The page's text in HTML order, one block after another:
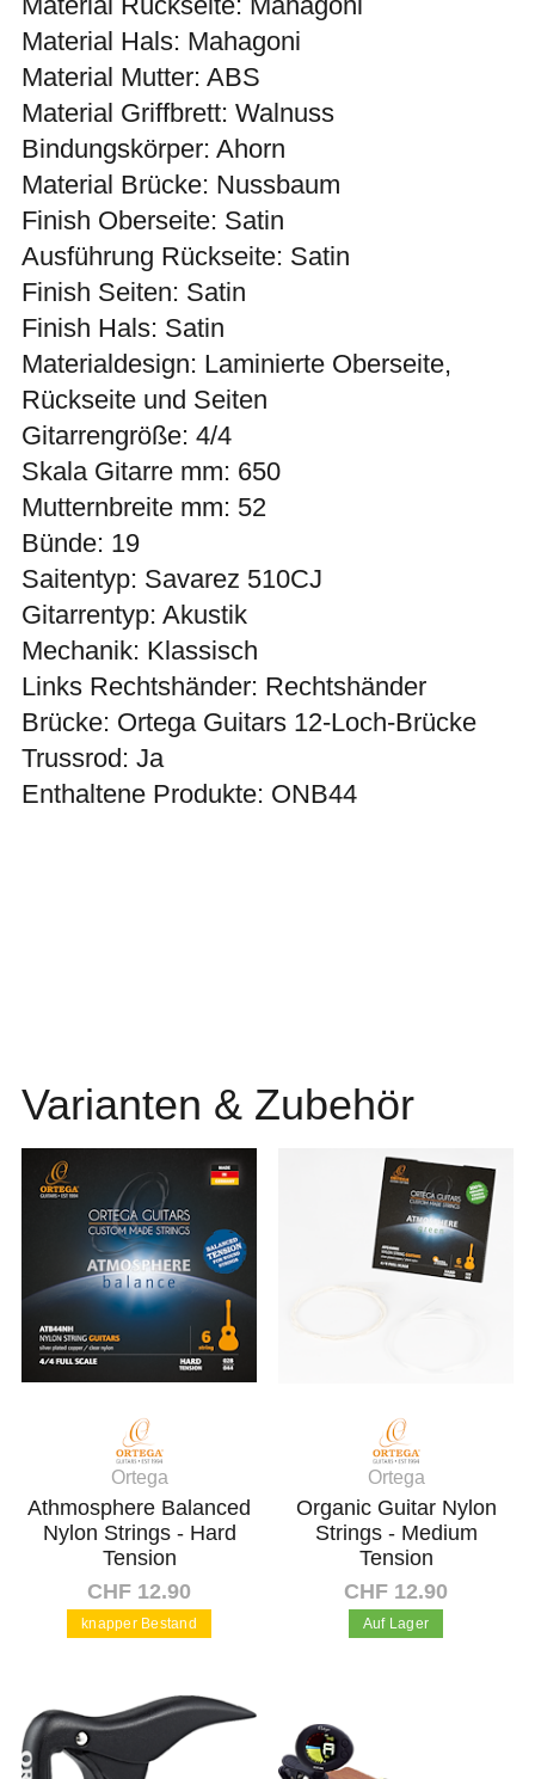
Material Hals: Mahagoni
Material Mutter: ABS
Material Griffbrett: Walnuss
Bindungskörper: Ahorn
Material Brücke: Nussbaum
Finish Oberseite: Satin
Ausführung Rückseite: Satin
Finish Seiten: Satin
Finish Hals: Satin
Materialdesign: Laminierte Oberseite,
Rückseite und Seiten
Gitarrengröße: 4/4
Skala Gitarre mm: 650
Mutternbreite mm: 52
Bünde: 19
Saitentyp: Savarez 510CJ
Gitarrentyp: Akustik
Mechanik: Klassisch
Links Rechtshänder: Rechtshänder
Brücke: Ortega Guitars 12-Loch-Brücke
Trussrod: Ja
Enthaltene Produkte: ONB44
Varianten & Zubehör
Ortega
Athmosphere Balanced
Nylon Strings - Hard
Tension
CHF 12.90
knapper Bestand
In den Warenkorb
Ortega
Organic Guitar Nylon
Strings - Medium
Tension
CHF 12.90
Auf Lager